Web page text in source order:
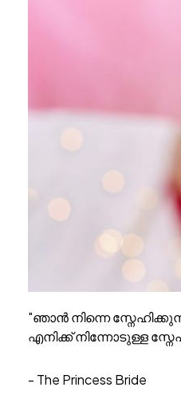
"ഞാൻ നിന്നെ
എനിക്ക് നിന്നോടുള്ള
- The Princess Bride